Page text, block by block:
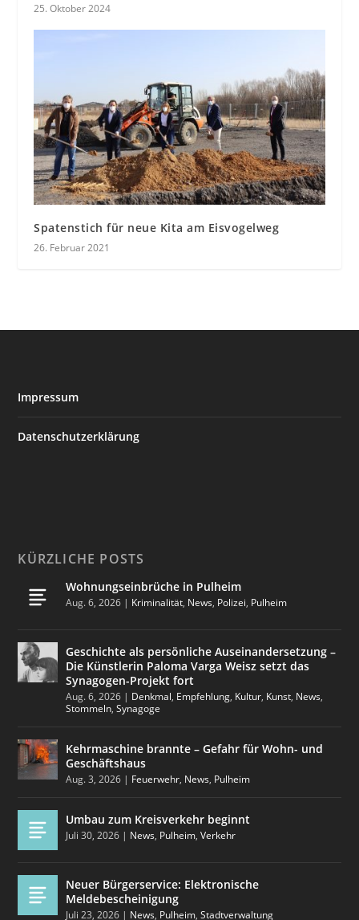
25. Oktober 2024
Spatenstich für neue Kita am Eisvogelweg
26. Februar 2021
Impressum
Datenschutzerklärung
KÜRZLICHE POSTS
Wohnungseinbrüche in Pulheim
Aug. 6, 2026 | Kriminalität, News, Polizei, Pulheim
Geschichte als persönliche Auseinandersetzung –
Die Künstlerin Paloma Varga Weisz setzt das
Synagogen-Projekt fort
Aug. 6, 2026 | Denkmal, Empfehlung, Kultur, Kunst, News,
Stommeln,Synagoge
Kehrmaschine brannte – Gefahr für Wohn- und
Geschäftshaus
Aug. 3, 2026 | Feuerwehr, News, Pulheim
Umbau zum Kreisverkehr beginnt
Juli 30, 2026 | News, Pulheim,Verkehr
Neuer Bürgerservice: Elektronische
Meldebescheinigung
Juli 23, 2026 | News, Pulheim,Stadtverwaltung